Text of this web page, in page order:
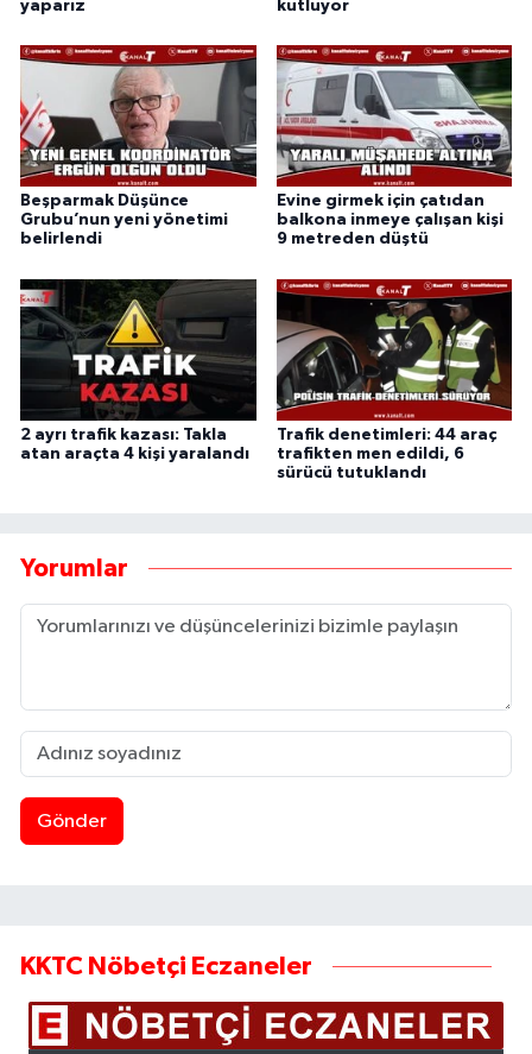
yaparız kutluyor
Beşparmak Düşünce
Grubu’nun yeni yönetimi
belirlendi
Evine girmek için çatıdan
balkona inmeye çalışan kişi
9 metreden düştü
2 ayrı trafik kazası: Takla
atan araçta 4 kişi yaralandı
Trafik denetimleri: 44 araç
trafikten men edildi, 6
sürücü tutuklandı
Yorumlar
Gönder
KKTC Nöbetçi Eczaneler